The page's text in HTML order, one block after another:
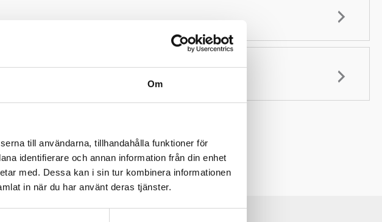
Om
till användarna, tillhandahålla funktioner för
identifierare och annan information från din enhet
med. Dessa kan i sin tur kombinera informationen
in när du har använt deras tjänster.